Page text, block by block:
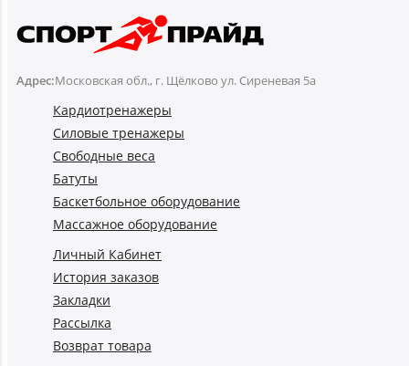
Адрес:Московская обл., г. Щёлково ул. Сиреневая 5а
Кардиотренажеры
Силовые тренажеры
Свободные веса
Батуты
Баскетбольное оборудование
Массажное оборудование
Личный Кабинет
История заказов
Закладки
Рассылка
Возврат товара